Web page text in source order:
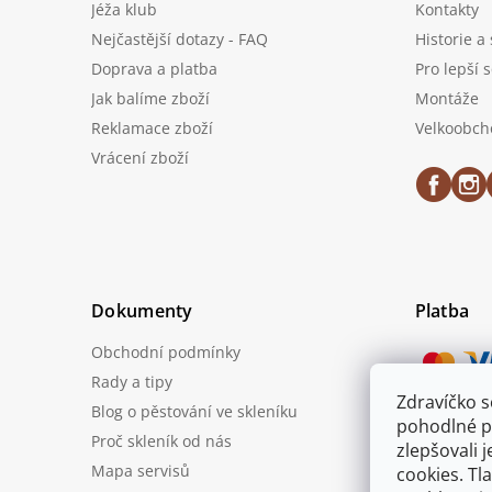
Zdravíčko
pohodlné
zlepšovali
cookies.
Jéža klub
Nejčastější dotazy - FAQ
Doprava a platba
Jak balíme zboží
Reklamace zboží
Vrácení zboží
Kontakty
Historie a
Pro lepší
Montáže
Dokumenty
Obchodní podmínky
Rady a tipy
Blog o pěstování ve skleníku
Proč skleník od nás
Mapa servisů
Platba